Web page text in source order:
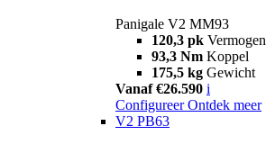
Panigale V2 MM93
120,3 pk Vermogen
93,3 Nm Koppel
175,5 kg Gewicht
Vanaf €26.590 i
Configureer Ontdek meer
V2 PB63